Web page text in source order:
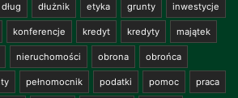
dług dłużnik etyka grunty inwestycje
konferencje kredyt kredyty majątek
nieruchomości obrona obrońca
pełnomocnik podatki pomoc praca